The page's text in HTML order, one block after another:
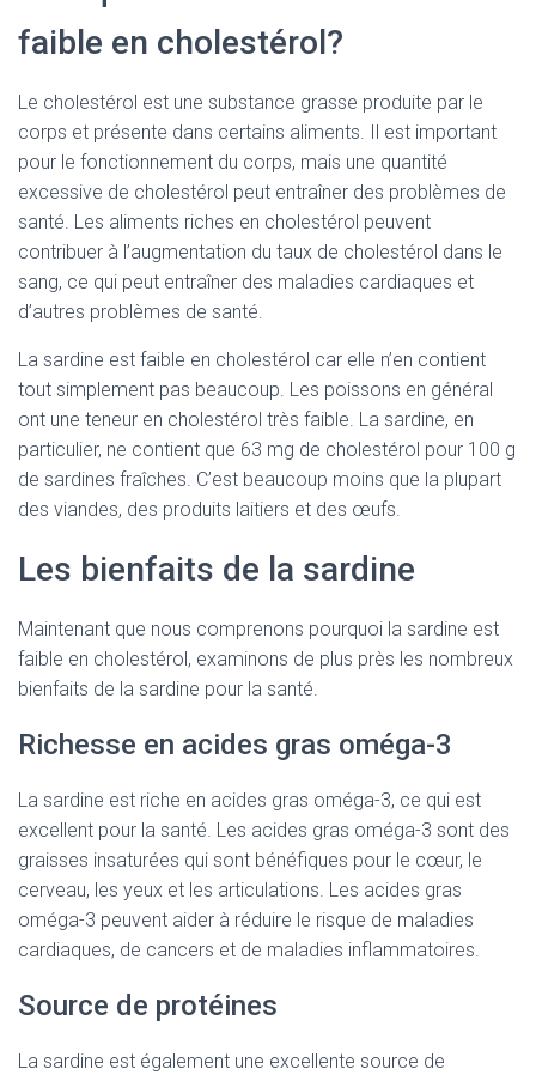
faible en cholestérol?
Le cholestérol est une substance grasse produite par le
corps et présente dans certains aliments. Il est important
pour le fonctionnement du corps, mais une quantité
excessive de cholestérol peut entraîner des problèmes de
santé. Les aliments riches en cholestérol peuvent
contribuer à l’augmentation du taux de cholestérol dans le
sang, ce qui peut entraîner des maladies cardiaques et
d’autres problèmes de santé.
La sardine est faible en cholestérol car elle n’en contient
tout simplement pas beaucoup. Les poissons en général
ont une teneur en cholestérol très faible. La sardine, en
particulier, ne contient que 63 mg de cholestérol pour 100 g
de sardines fraîches. C’est beaucoup moins que la plupart
des viandes, des produits laitiers et des œufs.
Les bienfaits de la sardine
Maintenant que nous comprenons pourquoi la sardine est
faible en cholestérol, examinons de plus près les nombreux
bienfaits de la sardine pour la santé.
Richesse en acides gras oméga-3
La sardine est riche en acides gras oméga-3, ce qui est
excellent pour la santé. Les acides gras oméga-3 sont des
graisses insaturées qui sont bénéfiques pour le cœur, le
cerveau, les yeux et les articulations. Les acides gras
oméga-3 peuvent aider à réduire le risque de maladies
cardiaques, de cancers et de maladies inflammatoires.
Source de protéines
La sardine est également une excellente source de